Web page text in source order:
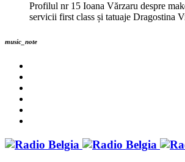
Profilul nr 15 Ioana Vărzaru despre
servicii first class și tatuaje Dragostina
music_note